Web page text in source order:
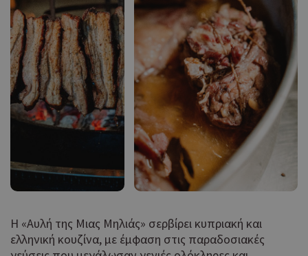
Η «Αυλή της Μιας Μηλιάς» σερβίρει κυπριακή και
ελληνική κουζίνα, με έμφαση στις παραδοσιακές